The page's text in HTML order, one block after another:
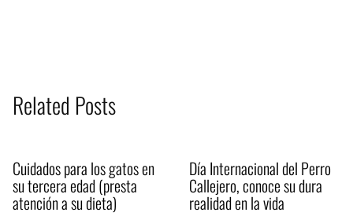
Related Posts
Cuidados para los gatos en
su tercera edad (presta
atención a su dieta)
Día Internacional del Perro
Callejero, conoce su dura
realidad en la vida